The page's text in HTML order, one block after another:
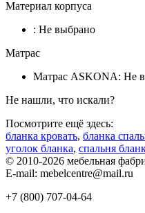
Материал корпуса
: Не выбрано
Матрас
Матрас ASKONA: Не
Не нашли, что искали?
Посмотрите ещё здесь:
бланка кровать, бланка
уголок бланка, спальня
© 2010-2026 мебельная
E-mail: mebelcentre@mail.ru
+7 (800) 707-04-64